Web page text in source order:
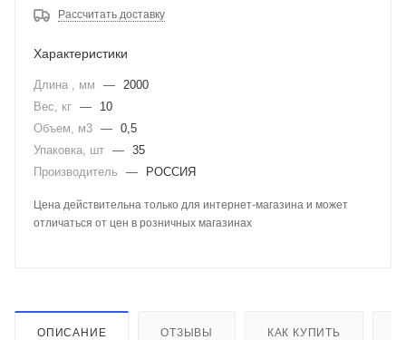
Рассчитать доставку
Характеристики
Длина , мм — 2000
Вес, кг —
10
Объем, м3 — 0,5
Упаковка, шт — 35
Производитель
— РОССИЯ
Цена действительна только для интернет-магазина и может
отличаться от цен в розничных магазинах
ОПИСАНИЕ ОТЗЫВЫ КАК КУПИТЬ